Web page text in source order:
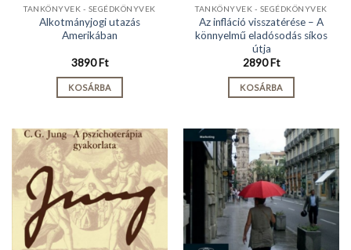
TANKÖNYVEK - SEGÉDKÖNYVEK
Alkotmányjogi utazás
Amerikában
3890Ft
KOSÁRBA
TANKÖNYVEK - SEGÉDKÖNYVEK
Az infláció visszatérése – A
könnyelmű eladósodás síkos
útja
2890Ft
KOSÁRBA